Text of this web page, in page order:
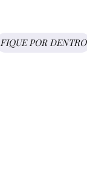
FIQUE POR DENTRO